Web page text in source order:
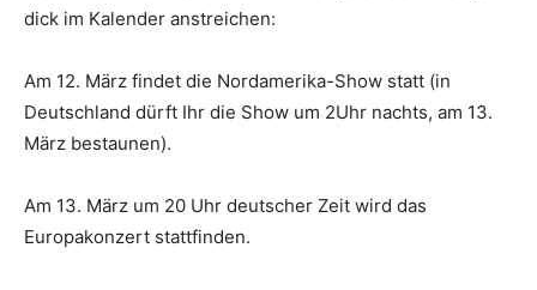
dick im Kalender anstreichen:
Am 12. März findet die Nordamerika-Show statt (in
Deutschland dürft Ihr die Show um 2Uhr nachts, am 13.
März bestaunen).
Am 13. März um 20 Uhr deutscher Zeit wird das
Europakonzert stattfinden.